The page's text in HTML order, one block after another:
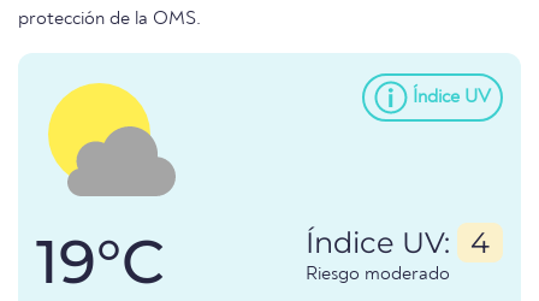
protección de la OMS.
Índice UV
19°C Índice UV: 4
Riesgo moderado